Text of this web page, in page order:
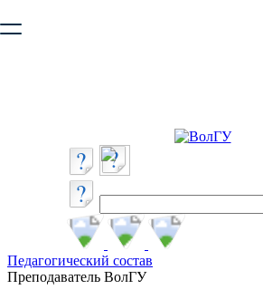
безопасную работу с сайтом. Пожалуйста
Педагогический состав
Преподаватель ВолГУ